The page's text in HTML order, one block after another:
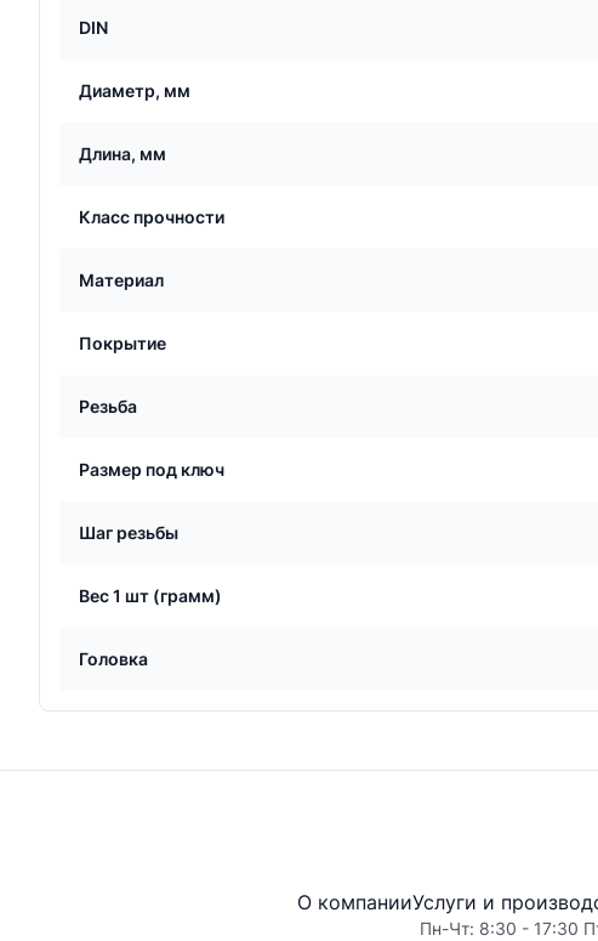
DIN
Диаметр, мм
Длина, мм
Класс прочности
Материал
Покрытие
Резьба
Размер под ключ
Шаг резьбы
Вес 1 шт (грамм)
Головка
О компанииУслуги и
Пн-Чт: 8:30 - 17:30